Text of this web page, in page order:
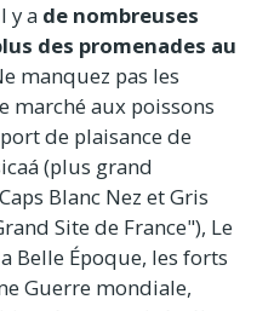
y a de nombreuses
des promenades au
manquez pas les
marché aux poissons
de plaisance de
(plus grand
Blanc Nez et Gris
Site de France"), Le
Belle Époque, les forts
Guerre mondiale,